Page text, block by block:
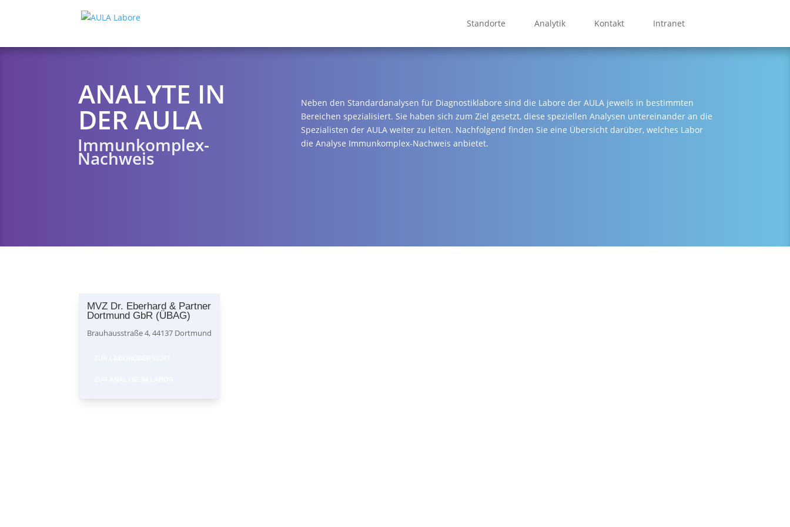
Standorte Analytik Kontakt Intranet
ANALYTE IN
DER AULA
Immunkomplex-
Nachweis
Neben den Standardanalysen für Diagnostiklabore sind die Labore der AULA jeweils in bestimmten
Bereichen spezialisiert. Sie haben sich zum Ziel gesetzt, diese speziellen Analysen untereinander an die
Spezialisten der AULA weiter zu leiten. Nachfolgend finden Sie eine Übersicht darüber, welches Labor
die Analyse Immunkomplex-Nachweis anbietet.
MVZ Dr. Eberhard & Partner
Dortmund GbR (ÜBAG)
Brauhausstraße 4, 44137 Dortmund